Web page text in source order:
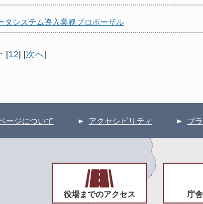
タシステム導入業務プロポーザル
[12] [次へ]
ージについて アクセシビリティ プ
役場までのアクセス 庁